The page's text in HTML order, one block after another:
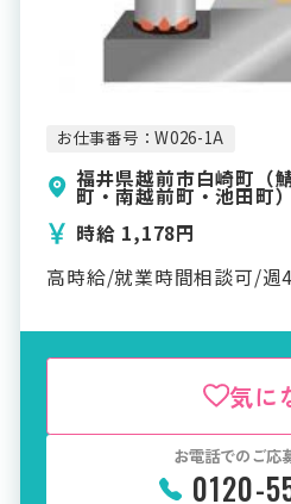
お仕事番号：W026-1A
福井県越前市白崎町（
町・南越前町・池田町
時給 1,178円
高時給/就業時間相談可/週
気に
お電話でのご応
0120-